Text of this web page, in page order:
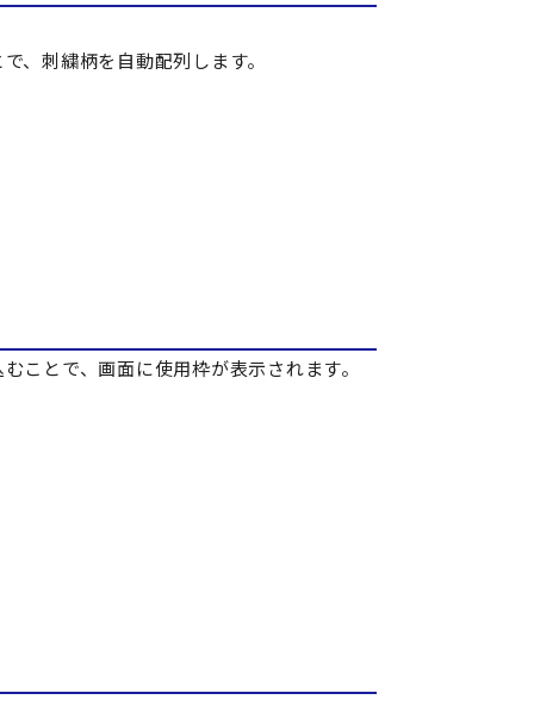
、刺繍柄を自動配列します。
ことで、画面に使用枠が表示されます。